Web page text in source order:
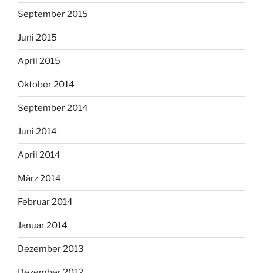
September 2015
Juni 2015
April 2015
Oktober 2014
September 2014
Juni 2014
April 2014
März 2014
Februar 2014
Januar 2014
Dezember 2013